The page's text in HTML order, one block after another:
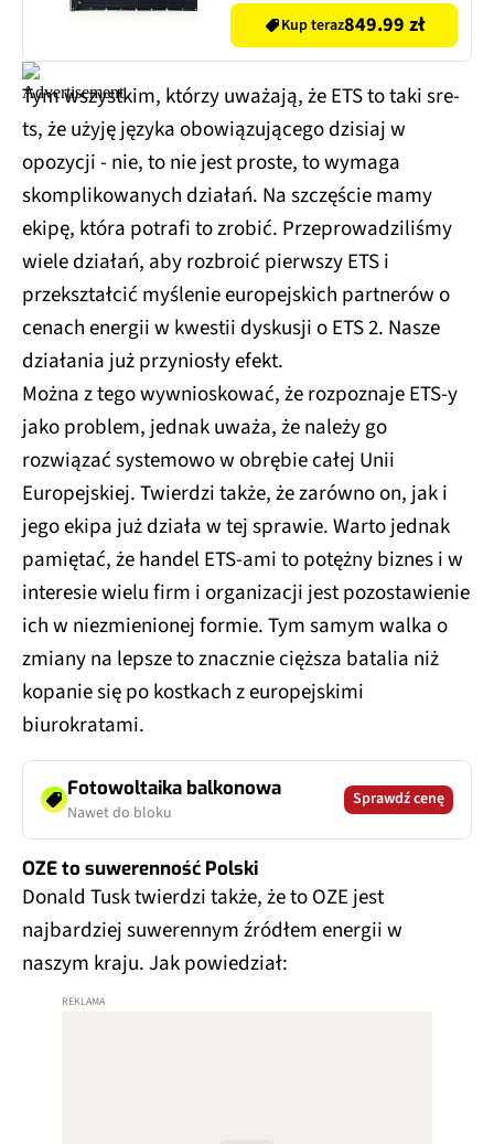
Kup teraz849.99 zł
Tym wszystkim, którzy uważają, że ETS to taki sre-
ts, że użyję języka obowiązującego dzisiaj w
opozycji - nie, to nie jest proste, to wymaga
skomplikowanych działań. Na szczęście mamy
ekipę, która potrafi to zrobić. Przeprowadziliśmy
wiele działań, aby rozbroić pierwszy ETS i
przekształcić myślenie europejskich partnerów o
cenach energii w kwestii dyskusji o ETS 2. Nasze
działania już przyniosły efekt.
Można z tego wywnioskować, że rozpoznaje ETS-y
jako problem, jednak uważa, że należy go
rozwiązać systemowo w obrębie całej Unii
Europejskiej. Twierdzi także, że zarówno on, jak i
jego ekipa już działa w tej sprawie. Warto jednak
pamiętać, że handel ETS-ami to potężny biznes i w
interesie wielu firm i organizacji jest pozostawienie
ich w niezmienionej formie. Tym samym walka o
zmiany na lepsze to znacznie cięższa batalia niż
kopanie się po kostkach z europejskimi
biurokratami.
Fotowoltaika balkonowa
Nawet do bloku
Sprawdź cenę
OZE to suwerenność Polski
Donald Tusk twierdzi także, że to OZE jest
najbardziej suwerennym źródłem energii w
naszym kraju. Jak powiedział: